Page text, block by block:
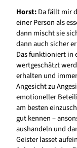
Horst:Da fällt mir
einer Person als
dann mischt sie
dann auch sicher
Das funktioniert in
wertgeschätzt
erhalten und
Angesicht zu
emotioneller
am besten
gut kennen –
aushandeln und
Geister lasset